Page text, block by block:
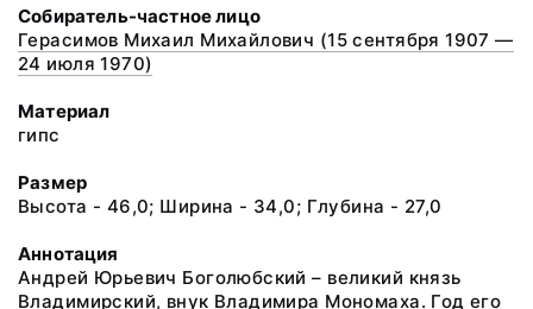
Собиратель-частное лицо
Герасимов Михаил Михайлович (15 сентября 1907 —
24 июля 1970)
Материал
гипс
Размер
Высота - 46,0; Ширина - 34,0; Глубина - 27,0
Аннотация
Андрей Юрьевич Боголюбский – великий князь
Владимирский, внук Владимира Мономаха. Год его